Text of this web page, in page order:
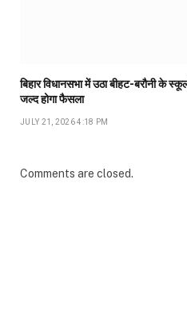
बिहार विधानसभा में उठा बीहट-बरौनी के
जल्द होगा फैसला
JULY 21, 2026 4:18 PM
Comments are closed.